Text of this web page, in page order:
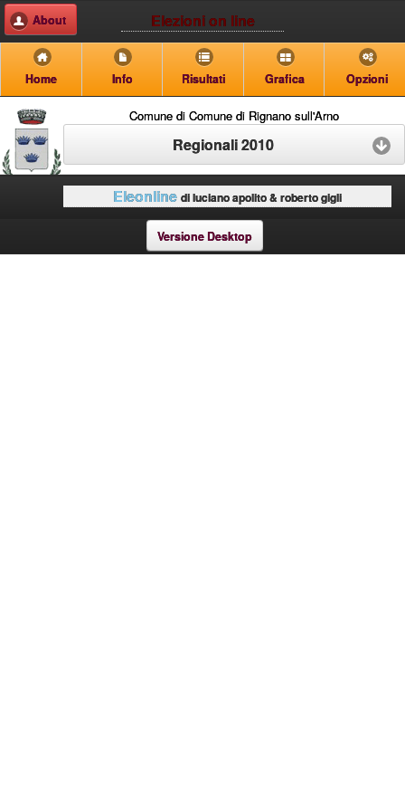
Elezioni on line
About
Home Info Risultati Grafica Opzioni
Comune di Comune di Rignano sull'Arno
Regionali 2010
Eleonline di luciano apolito & roberto gigli
Versione Desktop